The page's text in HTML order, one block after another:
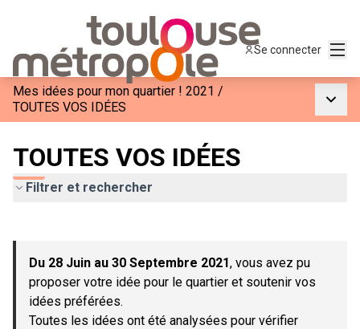
Se connecter
Mes idées pour mon quartier ! 2021 /
TOUTES VOS IDÉES
TOUTES VOS IDÉES
Filtrer et rechercher
−
Du 28 Juin au 30 Septembre 2021, vous avez pu
proposer votre idée pour le quartier et soutenir vos
idées préférées.
Toutes les idées ont été analysées pour vérifier